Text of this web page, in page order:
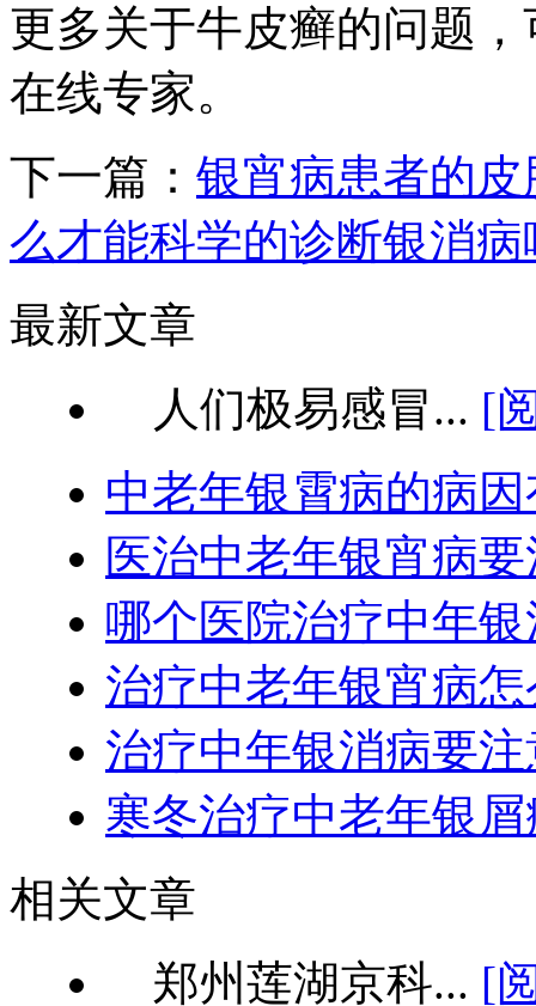
更多关于牛皮癣的问题
在线专家。
下一篇： 银宵病患者的
么才能科学的诊断银消病
最新文章
人们极易感冒... [
中老年银霄病的病
医治中老年银宵病
哪个医院治疗中年
治疗中老年银宵病
治疗中年银消病要
寒冬治疗中老年银
相关文章
郑州莲湖京科... [